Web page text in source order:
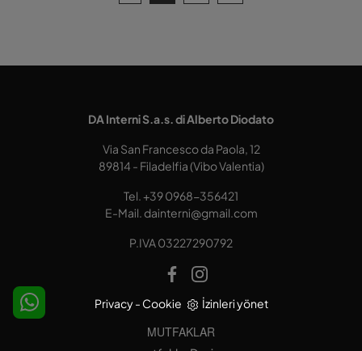
DA Interni S.a.s. di Alberto Diodato
Via San Francesco da Paola, 12
89814 - Filadelfia (Vibo Valentia)
Tel.+39 0968-356421
E-Mail. dainterni@gmail.com
P.IVA 03227290792
Privacy- Cookie İzinleri yönet
MUTFAKLAR